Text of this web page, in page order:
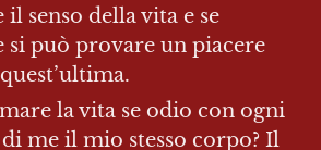
senso della vita e se
si può provare un piacere
quest’ultima.
la vita se odio con ogni
me il mio stesso corpo? Il